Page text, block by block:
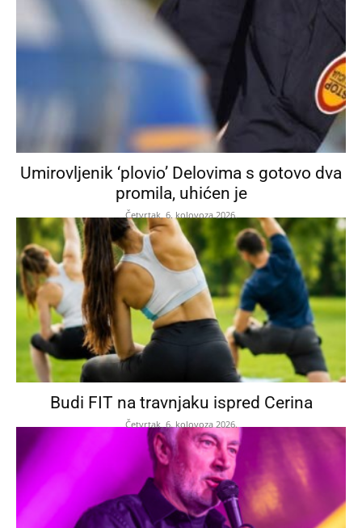
Umirovljenik ‘plovio’ Delovima s gotovo dva
promila, uhićen je
Četvrtak, 6. kolovoza 2026.
Budi FIT na travnjaku ispred Cerina
Četvrtak, 6. kolovoza 2026.